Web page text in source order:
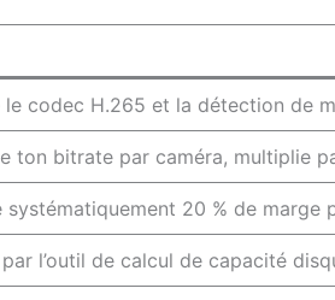
le codec H.265 et la détection de
ton bitrate par caméra, multiplie
systématiquement 20 % de marge
par l’outil de calcul de capacité